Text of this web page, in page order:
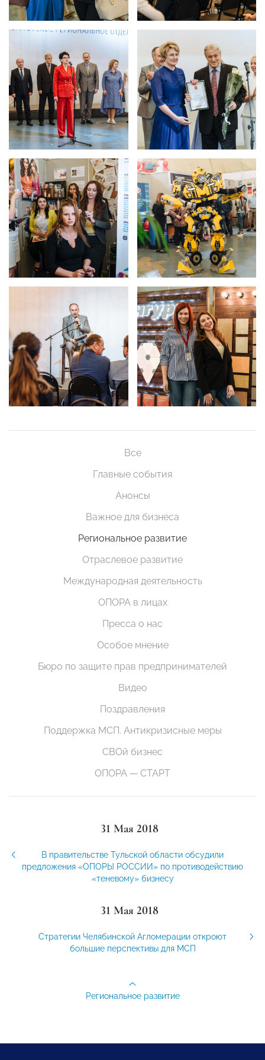
Все
Главные события
Анонсы
Важное для бизнеса
Региональное развитие
Отраслевое развитие
Международная деятельность
ОПОРА в лицах
Пресса о нас
Особое мнение
Бюро по защите прав предпринимателей
Видео
Поздравления
Поддержка МСП. Антикризисные меры
СВОй бизнес
ОПОРА — СТАРТ
31 Мая 2018
В правительстве Тульской области обсудили
предложения «ОПОРЫ РОССИИ» по противодействию
«теневому» бизнесу
31 Мая 2018
Стратегии Челябинской Агломерации откроют
большие перспективы для МСП
Региональное развитие